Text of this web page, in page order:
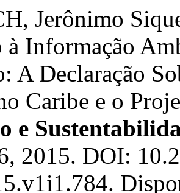
Jerônimo
Informação
A Declaração
Caribe e o
e
2015. DOI: